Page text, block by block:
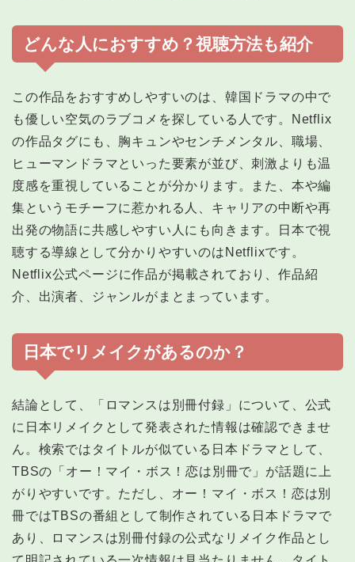
どんな人におすすめ？視聴方法も紹介
この作品をおすすめしやすいのは、韓国ドラマの中で
も優しい空気のラブコメを探している人です。Netflix
の作品タグにも、胸キュンやセンチメンタル、職場、
ヒューマンドラマといった要素が並び、刺激よりも温
度感を重視していることが分かります。また、本や編
集というモチーフに惹かれる人、キャリアの中断や再
出発の物語に共感しやすい人にも向きます。日本で視
聴する導線として分かりやすいのはNetflixです。
Netflix公式ページに作品が掲載されており、作品紹
介、出演者、ジャンルがまとまっています。
日本でリメイクがあるのか？
結論として、「ロマンスは別冊付録」について、公式
に日本リメイクとして発表された情報は確認できませ
ん。検索ではタイトルが似ている日本ドラマとして、
TBSの「オー！マイ・ボス！恋は別冊で」が話題に上
がりやすいです。ただし、オー！マイ・ボス！恋は別
冊ではTBSの番組として制作されている日本ドラマで
あり、ロマンスは別冊付録の公式なリメイク作品とし